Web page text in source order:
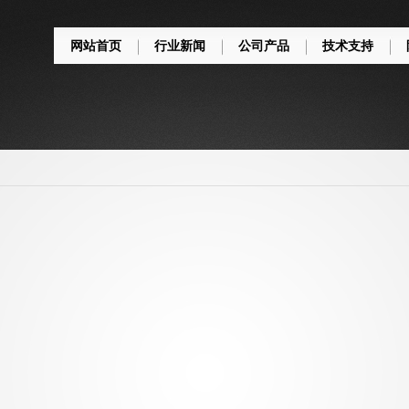
网站首页 行业新闻 公司产品 技术支持